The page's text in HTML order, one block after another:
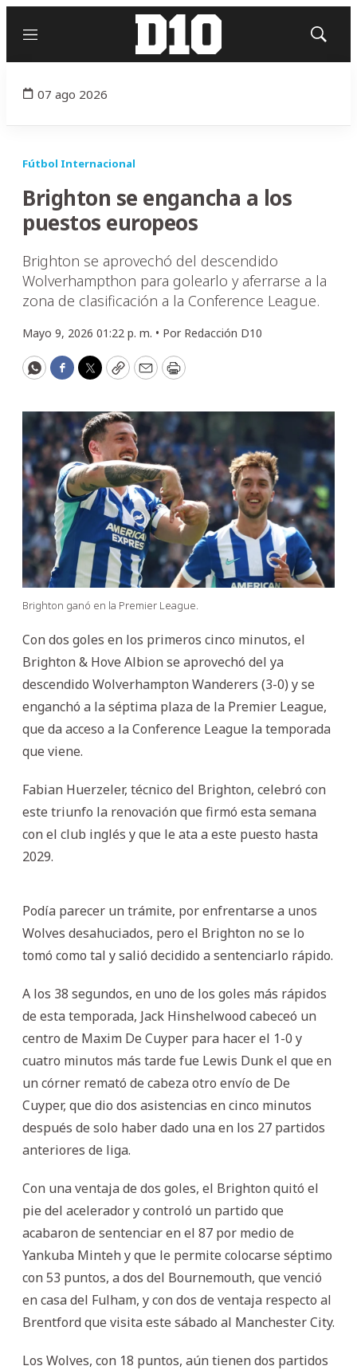
Menú
Mostrar
07 ago 2026
Fútbol Internacional
Brighton se engancha a los
puestos europeos
Brighton se aprovechó del descendido
Wolverhampthon para golearlo y aferrarse a la
zona de clasificación a la Conference League.
Mayo 9, 2026 01:22 p. m. • Por Redacción D10
WhatsApp
Facebook
Twitter
CopyEmailPrint
Brighton ganó en la Premier League.
Con dos goles en los primeros cinco minutos, el
Brighton & Hove Albion se aprovechó del ya
descendido Wolverhampton Wanderers (3-0) y se
enganchó a la séptima plaza de la Premier League,
que da acceso a la Conference League la temporada
que viene.
Fabian Huerzeler, técnico del Brighton, celebró con
este triunfo la renovación que firmó esta semana
con el club inglés y que le ata a este puesto hasta
2029.
Podía parecer un trámite, por enfrentarse a unos
Wolves desahuciados, pero el Brighton no se lo
tomó como tal y salió decidido a sentenciarlo rápido.
A los 38 segundos, en uno de los goles más rápidos
de esta temporada, Jack Hinshelwood cabeceó un
centro de Maxim De Cuyper para hacer el 1-0 y
cuatro minutos más tarde fue Lewis Dunk el que en
un córner remató de cabeza otro envío de De
Cuyper, que dio dos asistencias en cinco minutos
después de solo haber dado una en los 27 partidos
anteriores de liga.
Con una ventaja de dos goles, el Brighton quitó el
pie del acelerador y controló un partido que
acabaron de sentenciar en el 87 por medio de
Yankuba Minteh y que le permite colocarse séptimo
con 53 puntos, a dos del Bournemouth, que venció
en casa del Fulham, y con dos de ventaja respecto al
Brentford que visita este sábado al Manchester City.
Los Wolves, con 18 puntos, aún tienen dos partidos